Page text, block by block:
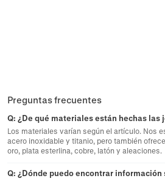
Preguntas frecuentes
Q: ¿De qué materiales están hechas las
Los materiales varían según el artículo. Nos
acero inoxidable y titanio, pero también
oro, plata esterlina, cobre, latón y aleaciones.
Q: ¿Dónde puedo encontrar